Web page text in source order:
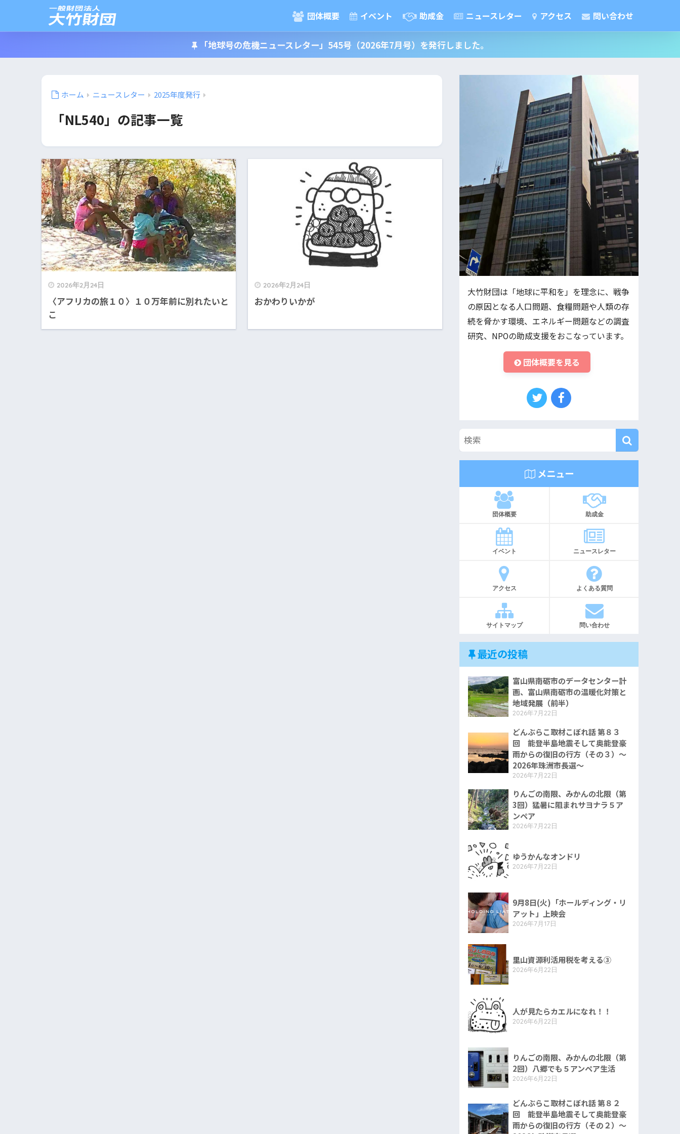
団体概要 イベント 助成金 ニュースレター アクセス 問い合わせ
「地球号の危機ニュースレター」545号（2026年7月号）を発行しました。
ホーム ニュースレター 2025年度発行
「NL540」の記事一覧
2026年2月24日
〈アフリカの旅１０〉１０万年前に別れたいと
こ
2026年2月24日
おかわりいかが
大竹財団は「地球に平和を」を理念に、戦争
の原因となる人口問題、食糧問題や人類の存
続を脅かす環境、エネルギー問題などの調査
研究、NPOの助成支援をおこなっています。
団体概要を見る
メニュー
団体概要 助成金
イベント ニュースレター
アクセス よくある質問
サイトマップ 問い合わせ
最近の投稿
富山県南砺市のデータセンター計
画、富山県南砺市の温暖化対策と
地域発展（前半）
2026年7月22日
どんぶらこ取材こぼれ話 第８３
回 能登半島地震そして奥能登豪
雨からの復旧の行方（その３）〜
2026年珠洲市長選〜
2026年7月22日
りんごの南限、みかんの北限（第
3回）猛暑に阻まれサヨナラ５ア
ンペア
2026年7月22日
ゆうかんなオンドリ
2026年7月22日
9月8日(火)「ホールディング・リ
アット」上映会
2026年7月17日
里山資源利活用税を考える③
2026年6月22日
人が見たらカエルになれ！！
2026年6月22日
りんごの南限、みかんの北限（第
2回）八郷でも５アンペア生活
2026年6月22日
どんぶらこ取材こぼれ話 第８２
回 能登半島地震そして奥能登豪
雨からの復旧の行方（その２）〜